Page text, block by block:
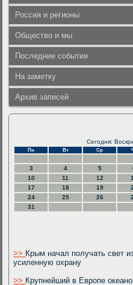
Россия и регионы
Общество и мы
Последние события
На заметку
Архив записей
Сегодня:
Пн Вт Ср
3
4 5
10
11 12
17
18 19
24
25 26
31
>> Крым начал получать свет
усиленную охрану
>> Крупнейший в Европе